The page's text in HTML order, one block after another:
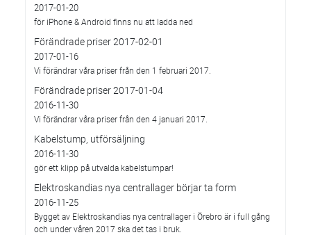
2017-01-20
för iPhone & Android finns nu att ladda ned
Förändrade priser 2017-02-01
2017-01-16
Vi förändrar våra priser från den 1 februari 2017.
Förändrade priser 2017-01-04
2016-11-30
Vi förändrar våra priser från den 4 januari 2017.
Kabelstump, utförsäljning
2016-11-30
gör ett klipp på utvalda kabelstumpar!
Elektroskandias nya centrallager börjar ta form
2016-11-25
Bygget av Elektroskandias nya centrallager i Örebro är i full gång
och under våren 2017 ska det tas i bruk.